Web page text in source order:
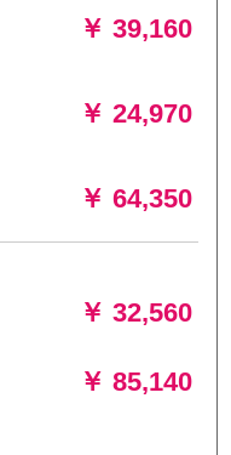
￥ 39,160
￥ 24,970
￥ 64,350
￥ 32,560
￥ 85,140